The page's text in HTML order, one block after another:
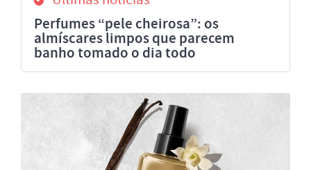
Perfumes “pele cheirosa”: os
almíscares limpos que parecem
banho tomado o dia todo